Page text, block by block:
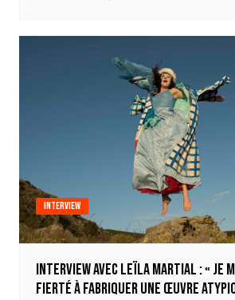
Interview
Interview avec Leïla Martial : « Je
fierté à fabriquer une œuvre